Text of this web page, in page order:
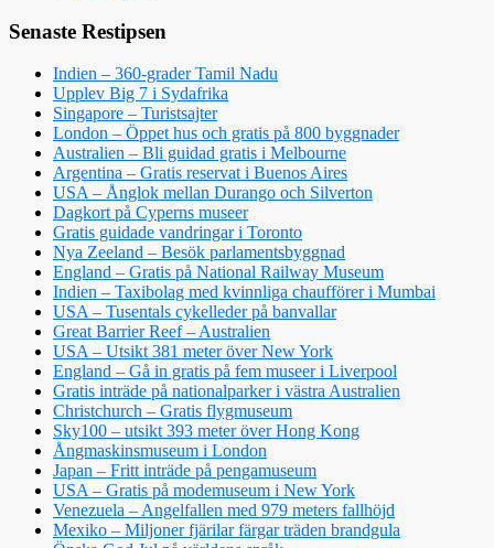
Senaste Restipsen
Indien – 360-grader Tamil Nadu
Upplev Big 7 i Sydafrika
Singapore – Turistsajter
London – Öppet hus och gratis på 800 byggnader
Australien – Bli guidad gratis i Melbourne
Argentina – Gratis reservat i Buenos Aires
USA – Ånglok mellan Durango och Silverton
Dagkort på Cyperns museer
Gratis guidade vandringar i Toronto
Nya Zeeland – Besök parlamentsbyggnad
England – Gratis på National Railway Museum
Indien – Taxibolag med kvinnliga chaufförer i Mumbai
USA – Tusentals cykelleder på banvallar
Great Barrier Reef – Australien
USA – Utsikt 381 meter över New York
England – Gå in gratis på fem museer i Liverpool
Gratis inträde på nationalparker i västra Australien
Christchurch – Gratis flygmuseum
Sky100 – utsikt 393 meter över Hong Kong
Ångmaskinsmuseum i London
Japan – Fritt inträde på pengamuseum
USA – Gratis på modemuseum i New York
Venezuela – Angelfallen med 979 meters fallhöjd
Mexiko – Miljoner fjärilar färgar träden brandgula